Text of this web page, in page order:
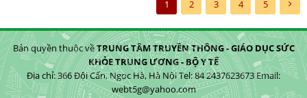
1 2 3 4 5
Bản quyền thuộc vềTRUNG TÂM TRUYỀN THÔNG - GIÁO DỤC SỨC
KHỎE TRUNG ƯƠNG - BỘ Y TẾ
Địa chỉ: 366 Đội Cấn, Ngọc Hà, Hà Nội Tel: 84 2437623673 Email:
webt5g@yahoo.com